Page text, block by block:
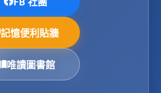
記憶便利貼牆
唯讀圖書館